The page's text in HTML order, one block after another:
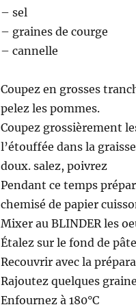
– sel
– graines de courge
– cannelle
Coupez en grosses
pelez les pommes.
Coupez grossièrement
l’étouffée dans la
doux. salez, poivrez
Pendant ce temps
chemisé de papier
Mixer au BLINDER les
Étalez sur le fond de
Recouvrir avec la
Rajoutez quelques
Enfournez à 180°C